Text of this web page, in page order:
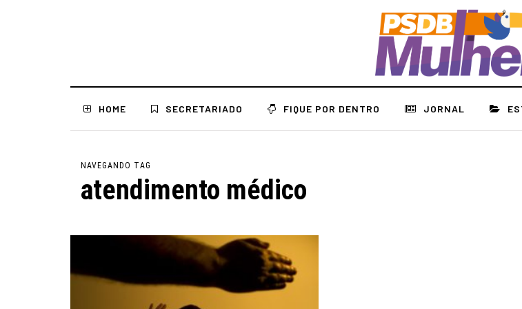
HOME SECRETARIADO FIQUE POR DENTRO JORNAL
NAVEGANDO TAG
atendimento médico